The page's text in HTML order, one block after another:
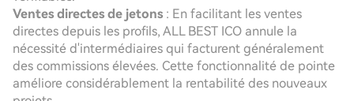
Ventes directes de jetons : En facilitant les ventes
directes depuis les profils, ALL BEST ICO annule la
nécessité d'intermédiaires qui facturent généralement
des commissions élevées. Cette fonctionnalité de pointe
améliore considérablement la rentabilité des nouveaux